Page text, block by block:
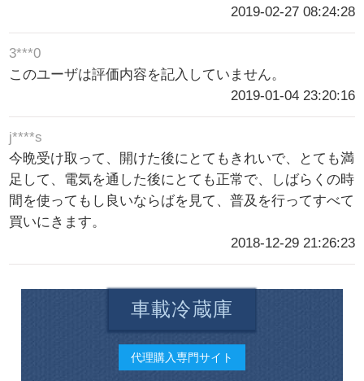
2019-02-27 08:24:28
3***0
このユーザは評価内容を記入していません。
2019-01-04 23:20:16
j****s
今晩受け取って、開けた後にとてもきれいで、とても満
足して、電気を通した後にとても正常で、しばらくの時
間を使ってもし良いならばを見て、普及を行ってすべて
買いにきます。
2018-12-29 21:26:23
車載冷蔵庫
代理購入専門サイト